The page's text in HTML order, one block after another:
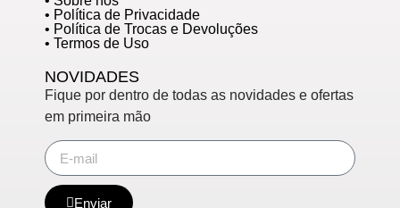
• Política de Privacidade
• Política de Trocas e Devoluções
• Termos de Uso
NOVIDADES
Fique por dentro de todas as novidades e ofertas
em primeira mão
Enviar